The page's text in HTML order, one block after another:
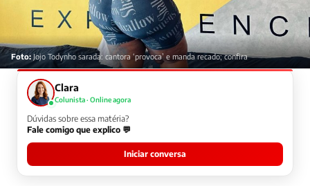
Foto: Jojo Todynho sarada: cantora ‘provoca’ e manda recado; confira
Clara
Colunista · Online agora
Dúvidas sobre essa matéria?
Fale comigo que explico 💬
Iniciar conversa